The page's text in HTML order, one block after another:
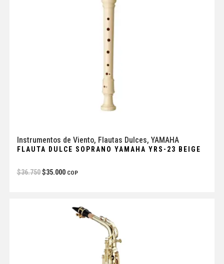
Instrumentos de Viento, Flautas Dulces, YAMAHA
FLAUTA DULCE SOPRANO YAMAHA YRS-23 BEIGE
$36.750 $35.000 COP